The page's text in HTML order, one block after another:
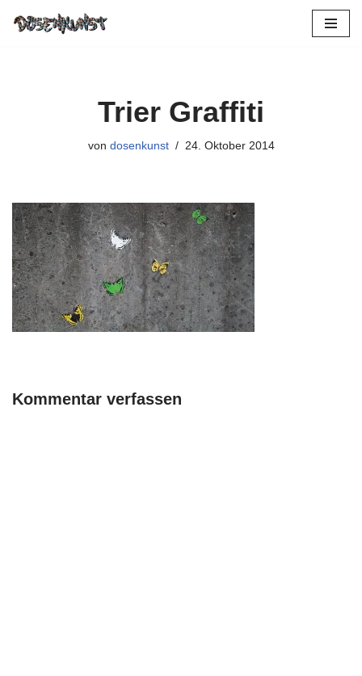
Trier Graffiti
von dosenkunst 24. Oktober 2014
Kommentar verfassen